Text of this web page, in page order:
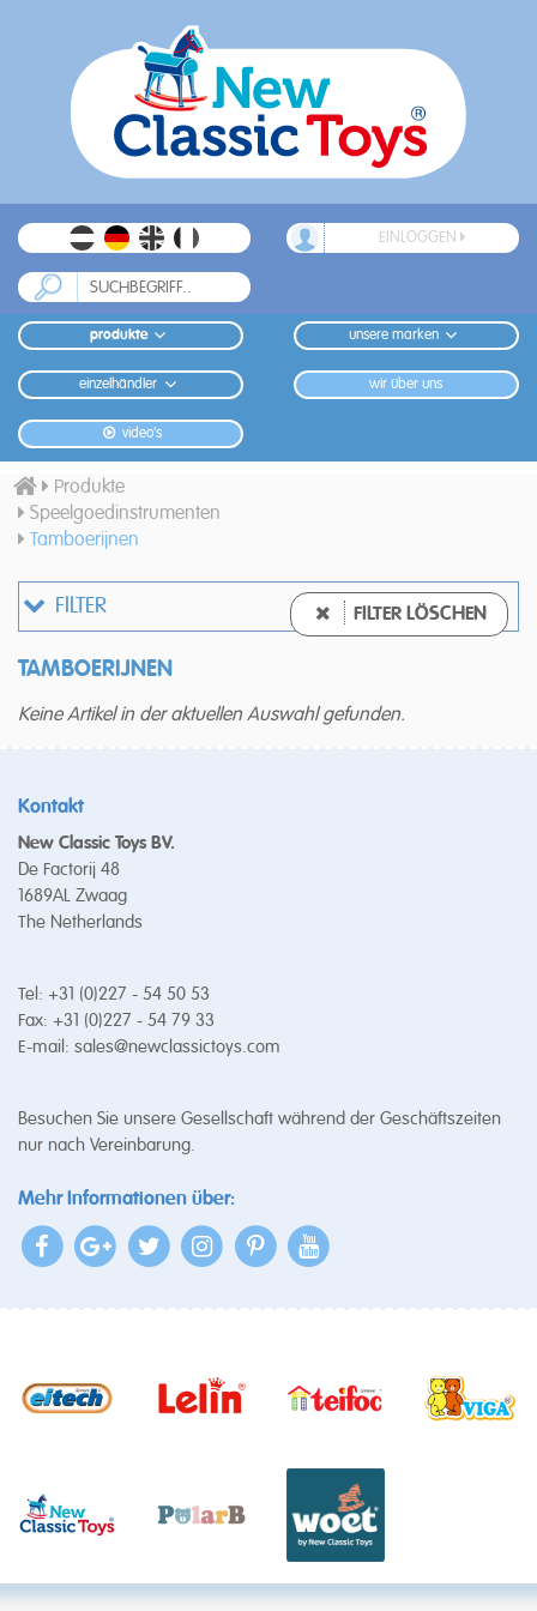
EINLOGGEN
produkte unsere marken
einzelhändler wir über uns
video's
Produkte
Speelgoedinstrumenten
Tamboerijnen
FILTER FILTER LÖSCHEN
TAMBOERIJNEN
Keine Artikel in der aktuellen Auswahl gefunden.
Kontakt
New Classic Toys BV.
De Factorij 48
1689AL Zwaag
The Netherlands
Tel: +31 (0)227 - 54 50 53
Fax: +31 (0)227 - 54 79 33
E-mail: sales@newclassictoys.com
Besuchen Sie unsere Gesellschaft während der Geschäftszeiten
nur nach Vereinbarung.
Mehr Informationen über: